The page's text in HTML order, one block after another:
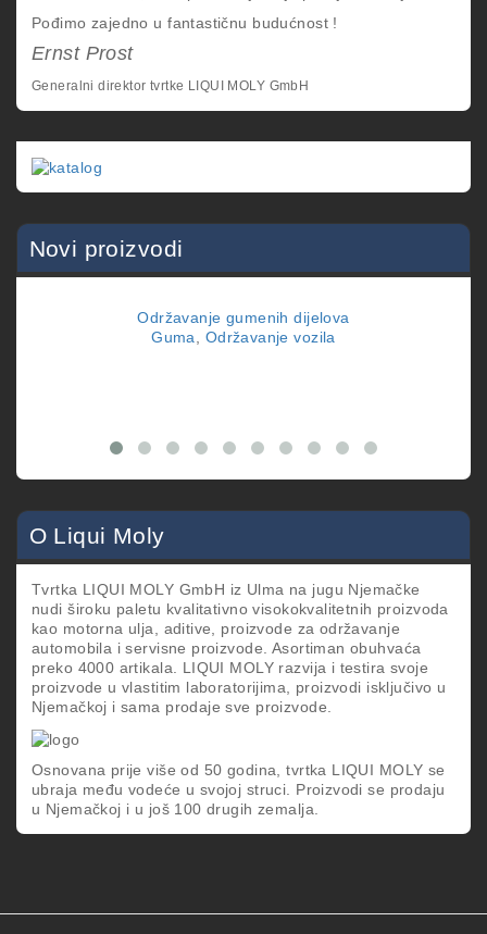
Pođimo zajedno u fantastičnu budućnost !
Ernst Prost
Generalni direktor tvrtke LIQUI MOLY GmbH
Novi proizvodi
Održavanje gumenih dijelova
Guma, Održavanje vozila
O Liqui Moly
Tvrtka LIQUI MOLY GmbH iz Ulma na jugu Njemačke
nudi široku paletu kvalitativno visokokvalitetnih proizvoda
kao motorna ulja, aditive, proizvode za održavanje
automobila i servisne proizvode. Asortiman obuhvaća
preko 4000 artikala. LIQUI MOLY razvija i testira svoje
proizvode u vlastitim laboratorijima, proizvodi isključivo u
Njemačkoj i sama prodaje sve proizvode.
Osnovana prije više od 50 godina, tvrtka LIQUI MOLY se
ubraja među vodeće u svojoj struci. Proizvodi se prodaju
u Njemačkoj i u još 100 drugih zemalja.